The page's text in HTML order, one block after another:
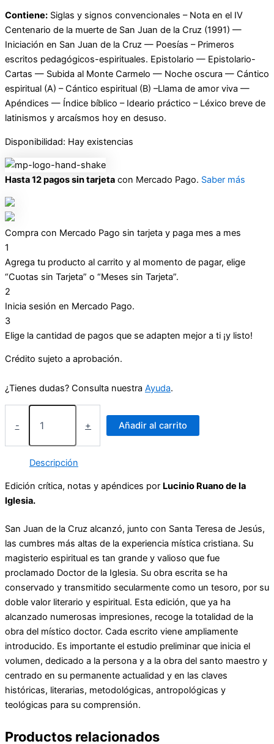
Contiene: Siglas y signos convencionales – Nota en el IV
Centenario de la muerte de San Juan de la Cruz (1991) —
Iniciación en San Juan de la Cruz — Poesías – Primeros
escritos pedagógicos-espirituales. Epistolario — Epistolario-
Cartas — Subida al Monte Carmelo — Noche oscura — Cántico
espiritual (A) – Cántico espiritual (B) –Llama de amor viva —
Apéndices — Índice bíblico – Ideario práctico – Léxico breve de
latinismos y arcaísmos hoy en desuso.
Disponibilidad: Hay existencias
Hasta 12 pagos sin tarjeta con Mercado Pago. Saber más
Compra con Mercado Pago sin tarjeta y paga mes a mes
1
Agrega tu producto al carrito y al momento de pagar, elige
“Cuotas sin Tarjeta” o “Meses sin Tarjeta”.
2
Inicia sesión en Mercado Pago.
3
Elige la cantidad de pagos que se adapten mejor a ti ¡y listo!
Crédito sujeto a aprobación.
¿Tienes dudas? Consulta nuestra Ayuda.
-
Obras
Completas
San
la
Cruz
cantidad
+ Añadir al carrito
Descripción
Edición crítica, notas y apéndices por Lucinio Ruano de la
Iglesia.
San Juan de la Cruz alcanzó, junto con Santa Teresa de Jesús,
las cumbres más altas de la experiencia mística cristiana. Su
magisterio espiritual es tan grande y valioso que fue
proclamado Doctor de la Iglesia. Su obra escrita se ha
conservado y transmitido secularmente como un tesoro, por su
doble valor literario y espiritual. Esta edición, que ya ha
alcanzado numerosas impresiones, recoge la totalidad de la
obra del místico doctor. Cada escrito viene ampliamente
introducido. Es importante el estudio preliminar que inicia el
volumen, dedicado a la persona y a la obra del santo maestro y
centrado en su permanente actualidad y en las claves
históricas, literarias, metodológicas, antropológicas y
teológicas para su comprensión.
Productos relacionados